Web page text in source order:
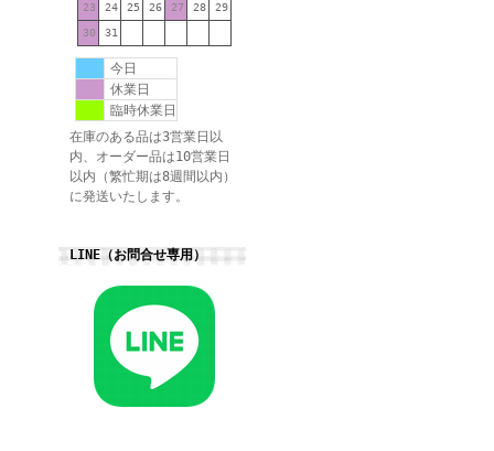
23 24 25 26 27 28 29
30 31
今日
休業日
臨時休業日
在庫のある品は3営業日以
内、オーダー品は10営業日
以内（繁忙期は8週間以内）
に発送いたします。
LINE（お問合せ専用）